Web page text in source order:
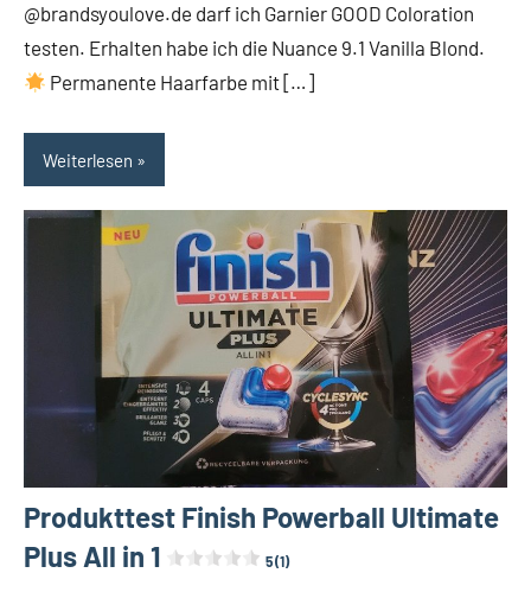
@brandsyoulove.de darf ich Garnier GOOD Coloration
testen. Erhalten habe ich die Nuance 9.1 Vanilla Blond.
Permanente Haarfarbe mit […]
Weiterlesen
Produkttest Finish Powerball Ultimate
Plus All in 1
5 (1)